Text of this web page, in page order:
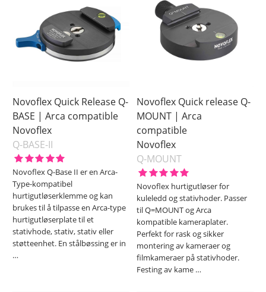
Novoflex Quick Release Q-
BASE | Arca compatible
Novoflex
Q-BASE-II
Novoflex Q-Base II er en Arca-
Type-kompatibel
hurtigutløserklemme og kan
brukes til å tilpasse en Arca-type
hurtigutløserplate til et
stativhode, stativ, stativ eller
støtteenhet. En stålbøssing er in
…
Novoflex Quick release Q-
MOUNT | Arca
compatible
Novoflex
Q-MOUNT
Novoflex hurtigutløser for
kuleledd og stativhoder. Passer
til Q=MOUNT og Arca
kompatible kameraplater.
Perfekt for rask og sikker
montering av kameraer og
filmkameraer på stativhoder.
Festing av kame …